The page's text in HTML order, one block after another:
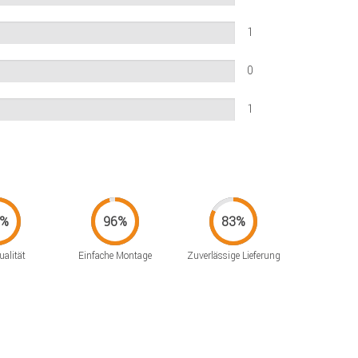
1
0
1
Einfache Montage Zuverlässige Lieferung